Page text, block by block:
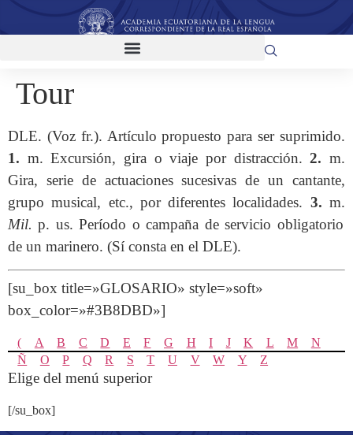
Tour
DLE. (Voz fr.). Artículo propuesto para ser suprimido.
1. m. Excursión, gira o viaje por distracción.2. m.
Gira, serie de actuaciones sucesivas de un cantante,
grupo musical, etc., por diferentes localidades. 3. m.
Mil. p. us. Período o campaña de servicio obligatorio
de un marinero. (Sí consta en el DLE).
[su_box title=»GLOSARIO» style=»soft»
box_color=»#3B8DBD»]
( A B C D E F G H I J K L M
N
Ñ
O P Q R S T U V W Y Z
Elige del menú superior
[/su_box]